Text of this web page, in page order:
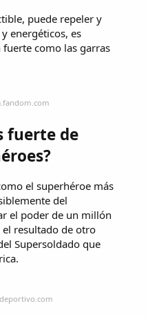
puede repeler y
energéticos, es
fuerte como las garras
fuerte de
el superhéroe más
del
el poder de un millón
el resultado de otro
Supersoldado que